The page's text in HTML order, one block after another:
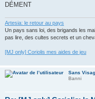
DÉMENT
Artesia: le retour au pays
Un pays sans loi, des brigands les
pas lire, des cultes secrets et un
[MJ only] Coriolis mes aides de jeu
Sans
Banni